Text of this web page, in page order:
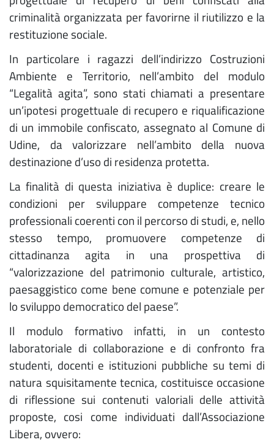
criminalità organizzata per favorirne il riutilizzo e la
restituzione sociale.
In particolare i ragazzi dell’indirizzo Costruzioni
Ambiente e Territorio, nell’ambito del modulo
“Legalità agita”, sono stati chiamati a presentare
un’ipotesi progettuale di recupero e riqualificazione
di un immobile confiscato, assegnato al Comune di
Udine, da valorizzare nell’ambito della nuova
destinazione d’uso di residenza protetta.
La finalità di questa iniziativa è duplice: creare le
condizioni per sviluppare competenze tecnico
professionali coerenti con il percorso di studi, e, nello
stesso tempo, promuovere competenze di
cittadinanza agita in una prospettiva di
“valorizzazione del patrimonio culturale, artistico,
paesaggistico come bene comune e potenziale per
lo sviluppo democratico del paese”.
Il modulo formativo infatti, in un contesto
laboratoriale di collaborazione e di confronto fra
studenti, docenti e istituzioni pubbliche su temi di
natura squisitamente tecnica, costituisce occasione
di riflessione sui contenuti valoriali delle attività
proposte, cosi come individuati dall’Associazione
Libera, ovvero: